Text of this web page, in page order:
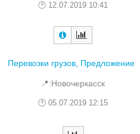
12.07.2019 10:41
Перевозки грузов, Предложение
📍:Новочеркасск
05.07.2019 12:15